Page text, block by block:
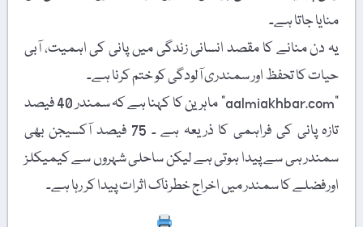
منایا جاتا ہے۔
یہ دن منانے کا مقصد انسانی زندگی میں پانی کی اہمیت، آبی
حیات کا تحفظ اور سمندری آلودگی کو ختم کرنا ہے۔
"aalmiakhbar.com” ماہرین کا کہنا ہے کہ سمندر 40 فیصد
تازہ پانی کی فراہمی کا ذریعہ ہے ۔ 75 فیصد آکسیجن بھی
سمندر ہی سے پیدا ہوتی ہے لیکن ساحلی شہروں سے کیمیکلز
اورفضلے کا سمندر میں اخراج خطرناک اثرات پیدا کر رہا ہے۔